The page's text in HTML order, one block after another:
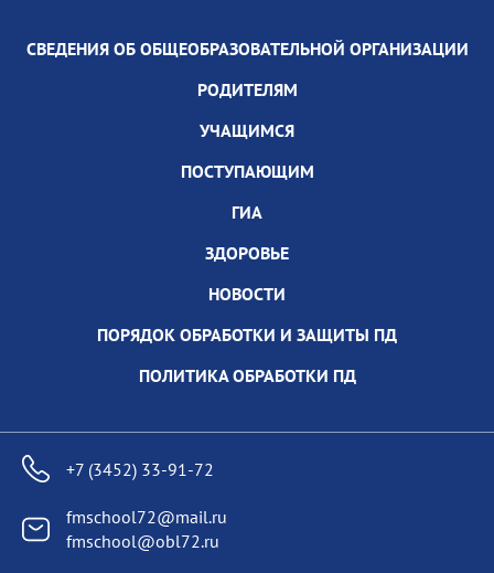
СВЕДЕНИЯ ОБ ОБЩЕОБРАЗОВАТЕЛЬНОЙ ОРГАНИЗАЦИИ
РОДИТЕЛЯМ
УЧАЩИМСЯ
ПОСТУПАЮЩИМ
ГИА
ЗДОРОВЬЕ
НОВОСТИ
ПОРЯДОК ОБРАБОТКИ И ЗАЩИТЫ ПД
ПОЛИТИКА ОБРАБОТКИ ПД
+7 (3452) 33-91-72
fmschool72@mail.ru
fmschool@obl72.ru